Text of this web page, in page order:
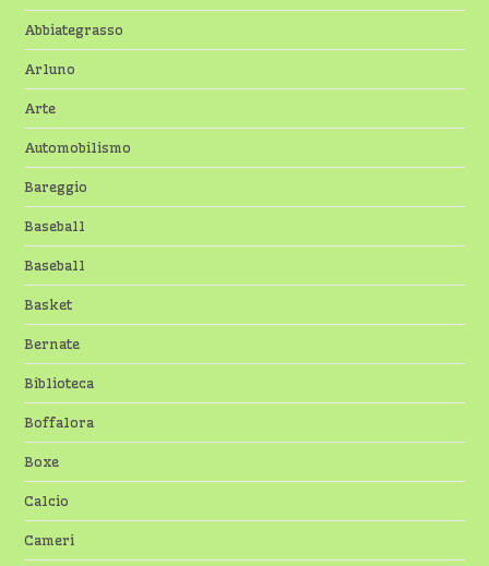
Abbiategrasso
Arluno
Arte
Automobilismo
Bareggio
Baseball
Baseball
Basket
Bernate
Biblioteca
Boffalora
Boxe
Calcio
Cameri